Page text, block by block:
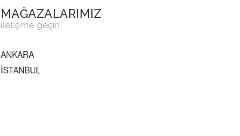
MAĞAZALARIMIZ
iletişime geçin
ANKARA
İSTANBUL